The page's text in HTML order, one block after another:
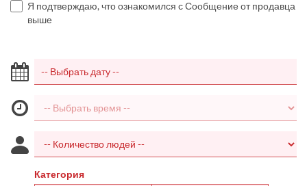
Я подтверждаю, что ознакомился с Сообщение от продавца
выше
Категория